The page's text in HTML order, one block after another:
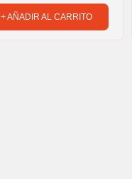
+ AÑADIR AL CARRITO